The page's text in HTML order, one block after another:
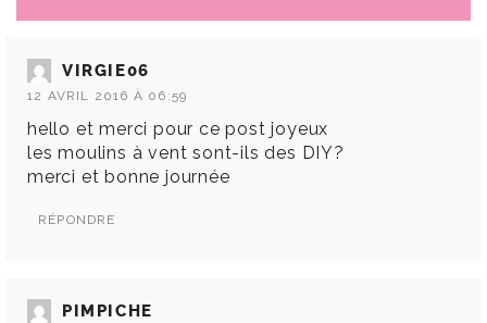
VIRGIE06
12 AVRIL 2016 À 06:59
hello et merci pour ce post joyeux
les moulins à vent sont-ils des DIY?
merci et bonne journée
RÉPONDRE
PIMPICHE